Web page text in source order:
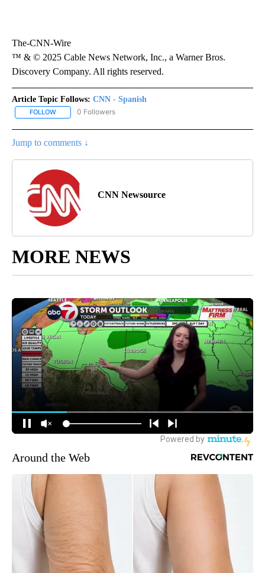
The-CNN-Wire
™ & © 2025 Cable News Network, Inc., a Warner Bros.
Discovery Company. All rights reserved.
Article Topic Follows: CNN - Spanish
FOLLOW FOLLOW "CNN - SPANISH" TO RECEIVE NOTIFICATIONS ABOUT
0 Followers
Jump to comments ↓
CNN Newsource
MORE NEWS
Around the Web